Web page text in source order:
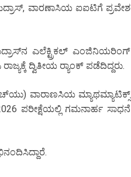
ವಾರಣಾಸಿಯ ಐಐಟಿಗೆ ಪ್ರವೇಶ
ಎಲೆಕ್ಟ್ರಿಕಲ್ ಎಂಜಿನಿಯರಿಂಗ್
ದ್ವಿತೀಯ ರ‍್ಯಾಂಕ್ ಪಡೆದಿದ್ದರು.
ವಾರಾಣಸಿಯ ಮ್ಯಾಥಮ್ಯಾಟಿಕ್ಸ್
ಪರೀಕ್ಷೆಯಲ್ಲಿ ಗಮನಾರ್ಹ ಸಾಧನೆ